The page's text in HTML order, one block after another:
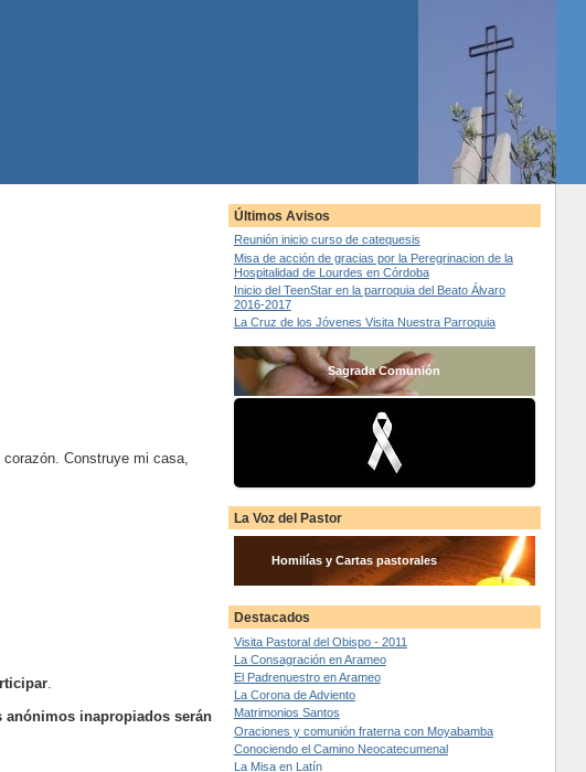
Construye mi casa,
.
anónimos inapropiados serán
Últimos Avisos
Reunión inicio curso de catequesis
Misa de acción de gracias por la Peregrinacion de la
Hospitalidad de Lourdes en Córdoba
Inicio del TeenStar en la parroquia del Beato Álvaro
2016-2017
La Cruz de los Jóvenes Visita Nuestra Parroquia
Sagrada Comunión
La Voz del Pastor
Homilías y Cartas pastorales
Destacados
Visita Pastoral del Obispo - 2011
La Consagración en Arameo
El Padrenuestro en Arameo
La Corona de Adviento
Matrimonios Santos
Oraciones y comunión fraterna con Moyabamba
Conociendo el Camino Neocatecumenal
La Misa en Latín